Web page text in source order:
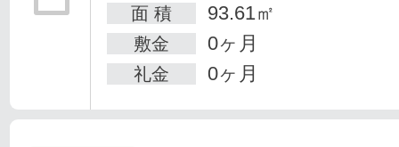
面 積 93.61㎡
敷金 0ヶ月
礼金 0ヶ月